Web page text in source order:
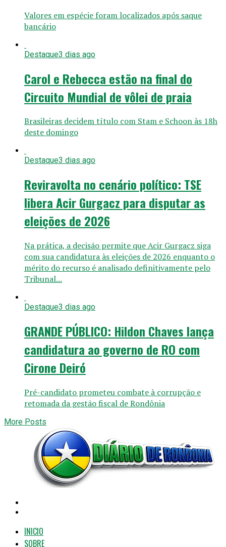
Valores em espécie foram localizados após saque
bancário
Destaque3 dias ago
Carol e Rebecca estão na final do
Circuito Mundial de vôlei de praia
Brasileiras decidem título com Stam e Schoon às 18h
deste domingo
Destaque3 dias ago
Reviravolta no cenário político: TSE
libera Acir Gurgacz para disputar as
eleições de 2026
Na prática, a decisão permite que Acir Gurgacz siga
com sua candidatura às eleições de 2026 enquanto o
mérito do recurso é analisado definitivamente pelo
Tribunal...
Destaque3 dias ago
GRANDE PÚBLICO: Hildon Chaves lança
candidatura ao governo de RO com
Cirone Deiró
Pré-candidato prometeu combate à corrupção e
retomada da gestão fiscal de Rondônia
More Posts
INICIO
SOBRE